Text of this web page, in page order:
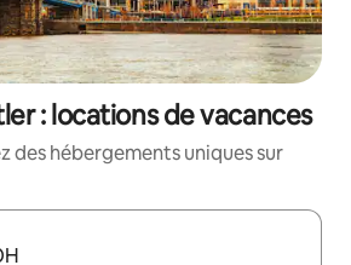
: locations de vacances
des hébergements uniques sur
s'affichent, utilisez les flèches vers le